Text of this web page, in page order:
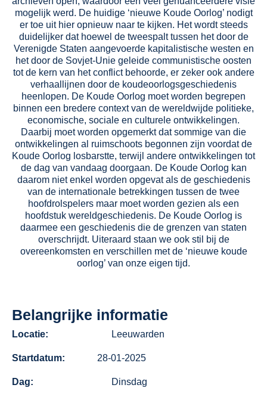
mogelijk werd. De huidige ‘nieuwe Koude Oorlog’ nodigt
er toe uit hier opnieuw naar te kijken. Het wordt steeds
duidelijker dat hoewel de tweespalt tussen het door de
Verenigde Staten aangevoerde kapitalistische westen en
het door de Sovjet-Unie geleide communistische oosten
tot de kern van het conflict behoorde, er zeker ook andere
verhaallijnen door de koudeoorlogsgeschiedenis
heenlopen. De Koude Oorlog moet worden begrepen
binnen een bredere context van de wereldwijde politieke,
economische, sociale en culturele ontwikkelingen.
Daarbij moet worden opgemerkt dat sommige van die
ontwikkelingen al ruimschoots begonnen zijn voordat de
Koude Oorlog losbarstte, terwijl andere ontwikkelingen tot
de dag van vandaag doorgaan. De Koude Oorlog kan
daarom niet enkel worden opgevat als de geschiedenis
van de internationale betrekkingen tussen de twee
hoofdrolspelers maar moet worden gezien als een
hoofdstuk wereldgeschiedenis. De Koude Oorlog is
daarmee een geschiedenis die de grenzen van staten
overschrijdt. Uiteraard staan we ook stil bij de
overeenkomsten en verschillen met de ‘nieuwe koude
oorlog’ van onze eigen tijd.
Belangrijke informatie
Locatie: Leeuwarden
Startdatum: 28-01-2025
Dag: Dinsdag